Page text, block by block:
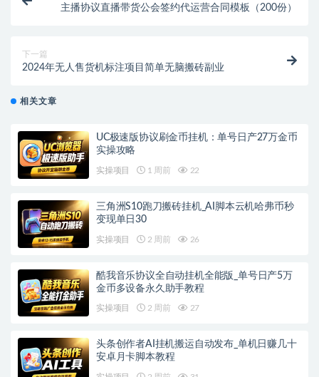
主播协议直播带货公会签约代运营合同模板（200份）
下一篇
2024年无人售货机标注项目简单无脑搬砖副业
相关文章
UC极速版协议刷金币挂机：单号日产27万金币
实操攻略
实操项目 1 周前 22
三角洲S10跑刀搬砖挂机_AI脚本云机哈弗币秒
变现单日30
实操项目 2 周前 26
酷我音乐协议全自动挂机全能版_单号日产5万
金币多设备永久助手教程
实操项目 2 周前 27
头条创作者AI挂机搬运自动发布_单机日赚几十
安卓月卡脚本教程